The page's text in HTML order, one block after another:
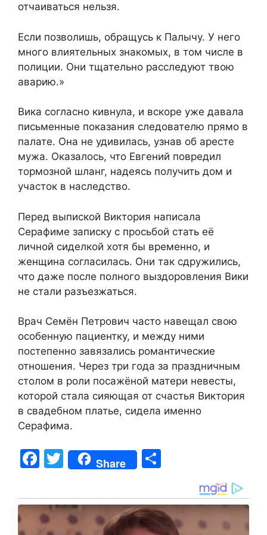
отчаиваться нельзя.
Если позволишь, обращусь к Палычу. У него
много влиятельных знакомых, в том числе в
полиции. Они тщательно расследуют твою
аварию.»
Вика согласно кивнула, и вскоре уже давала
письменные показания следователю прямо в
палате. Она не удивилась, узнав об аресте
мужа. Оказалось, что Евгений повредил
тормозной шланг, надеясь получить дом и
участок в наследство.
Перед выпиской Виктория написала
Серафиме записку с просьбой стать её
личной сиделкой хотя бы временно, и
женщина согласилась. Они так сдружились,
что даже после полного выздоровления Вики
не стали разъезжаться.
Врач Семён Петрович часто навещал свою
особенную пациентку, и между ними
постепенно завязались романтические
отношения. Через три года за праздничным
столом в роли посажёной матери невесты,
которой стала сияющая от счастья Виктория
в свадебном платье, сидела именно
Серафима.
F
c
e
T
w
itt
er
Share
ar
e